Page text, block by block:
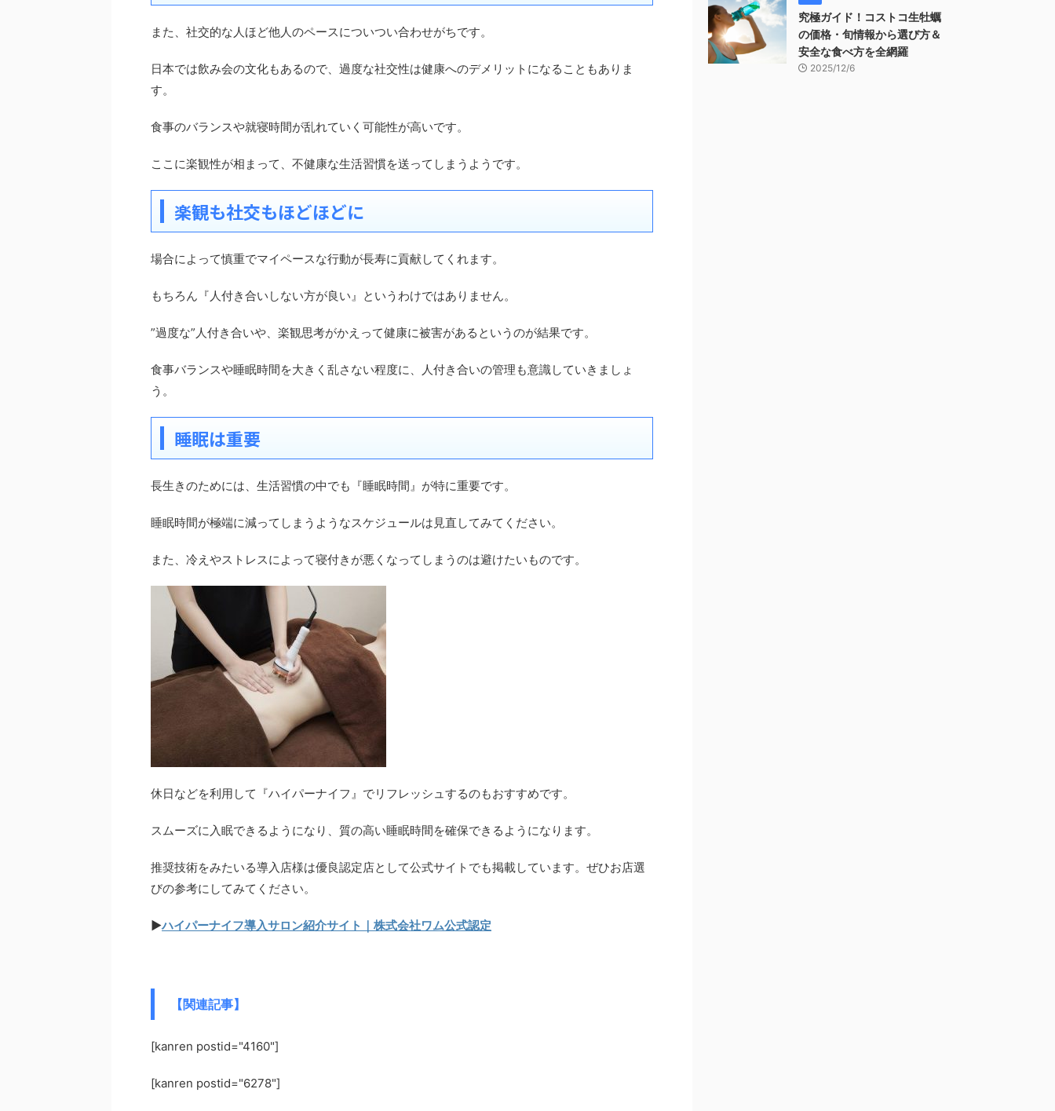
また、社交的な人ほど他人のペースについつい合わせがちです。
日本では飲み会の文化もあるので、過度な社交性は健康へのデメリットになることもありま
す。
食事のバランスや就寝時間が乱れていく可能性が高いです。
ここに楽観性が相まって、不健康な生活習慣を送ってしまうようです。
楽観も社交もほどほどに
場合によって慎重でマイペースな行動が長寿に貢献してくれます。
もちろん『人付き合いしない方が良い』というわけではありません。
”過度な”人付き合いや、楽観思考がかえって健康に被害があるというのが結果です。
食事バランスや睡眠時間を大きく乱さない程度に、人付き合いの管理も意識していきましょ
う。
睡眠は重要
長生きのためには、生活習慣の中でも『睡眠時間』が特に重要です。
睡眠時間が極端に減ってしまうようなスケジュールは見直してみてください。
また、冷えやストレスによって寝付きが悪くなってしまうのは避けたいものです。
休日などを利用して『ハイパーナイフ』でリフレッシュするのもおすすめです。
スムーズに入眠できるようになり、質の高い睡眠時間を確保できるようになります。
推奨技術をみたいる導入店様は優良認定店として公式サイトでも掲載しています。ぜひお店選
びの参考にしてみてください。
▶︎ハイパーナイフ導入サロン紹介サイト｜株式会社ワム公式認定
【関連記事】
[kanren postid="4160"]
[kanren postid="6278"]
究極ガイド！コストコ生牡蠣
の価格・旬情報から選び方＆
安全な食べ方を全網羅
2025/12/6